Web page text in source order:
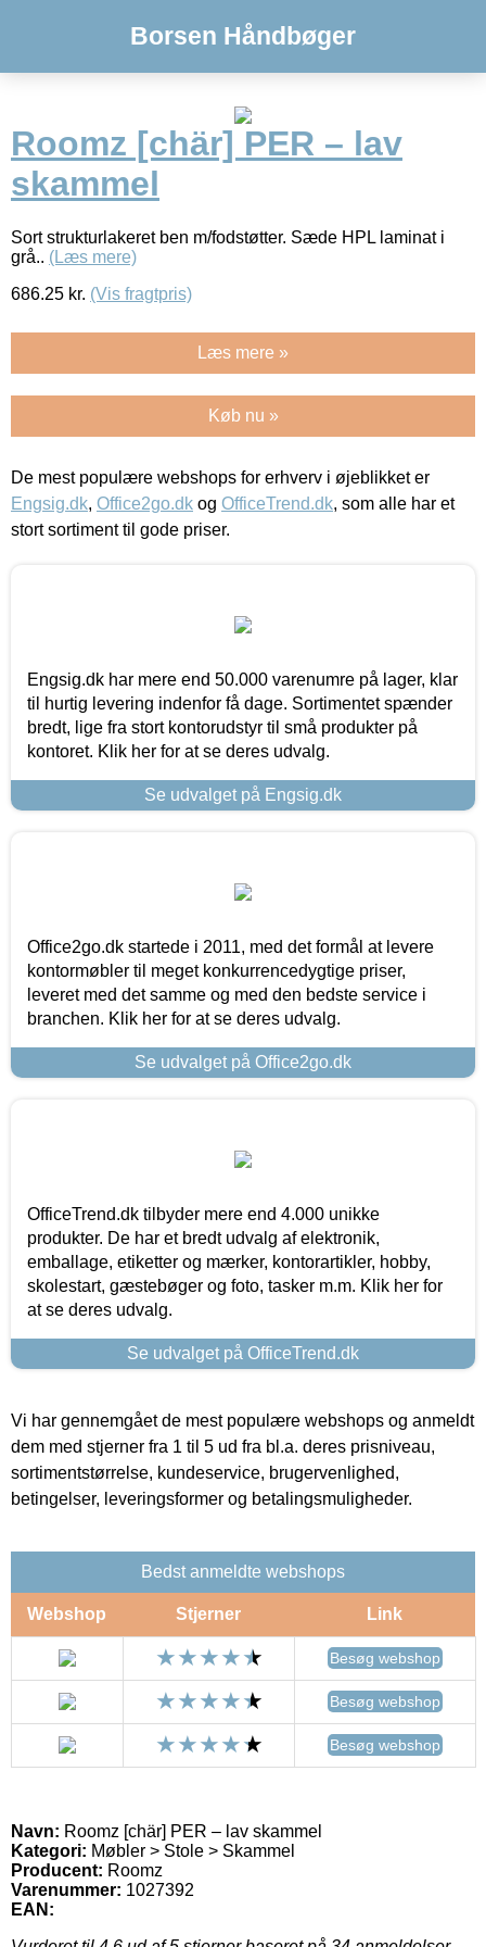
Borsen Håndbøger
Roomz [chär] PER – lav
skammel
Sort strukturlakeret ben m/fodstøtter. Sæde HPL laminat i
grå.. (Læs mere)
686.25 kr. (Vis fragtpris)
Læs mere »
Køb nu »
De mest populære webshops for erhverv i øjeblikket er
Engsig.dk, Office2go.dk og OfficeTrend.dk, som alle har et
stort sortiment til gode priser.
Engsig.dk har mere end 50.000 varenumre på lager, klar
til hurtig levering indenfor få dage. Sortimentet spænder
bredt, lige fra stort kontorudstyr til små produkter på
kontoret. Klik her for at se deres udvalg.
Se udvalget på Engsig.dk
Office2go.dk startede i 2011, med det formål at levere
kontormøbler til meget konkurrencedygtige priser,
leveret med det samme og med den bedste service i
branchen. Klik her for at se deres udvalg.
Se udvalget på Office2go.dk
OfficeTrend.dk tilbyder mere end 4.000 unikke
produkter. De har et bredt udvalg af elektronik,
emballage, etiketter og mærker, kontorartikler, hobby,
skolestart, gæstebøger og foto, tasker m.m. Klik her for
at se deres udvalg.
Se udvalget på OfficeTrend.dk
Vi har gennemgået de mest populære webshops og anmeldt
dem med stjerner fra 1 til 5 ud fra bl.a. deres prisniveau,
sortimentstørrelse, kundeservice, brugervenlighed,
betingelser, leveringsformer og betalingsmuligheder.
Bedst anmeldte webshops
Webshop Stjerner Link
Besøg webshop
Besøg webshop
Besøg webshop
Navn: Roomz [chär] PER – lav skammel
Kategori: Møbler > Stole > Skammel
Producent: Roomz
Varenummer: 1027392
EAN: